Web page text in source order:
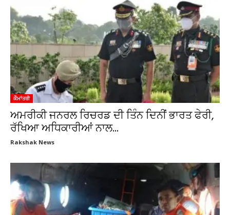
ਕੌਮਾਂਤਰੀ
ਅਮਰੀਕੀ ਜਨਰਲ ਰਿਚਰਡ ਦੀ ਤਿੰਨ ਦਿਨੀਂ ਭਾਰਤ ਫੇਰੀ,
ਰੱਖਿਆ ਅਧਿਕਾਰੀਆਂ ਨਾਲ...
Rakshak News